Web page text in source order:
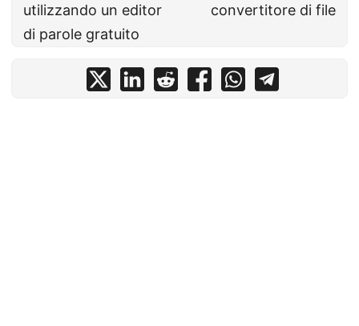
utilizzando un editor
di parole gratuito
convertitore di file